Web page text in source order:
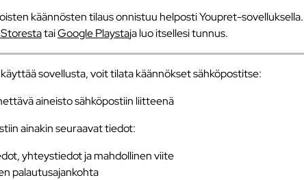
käännösten tilaus onnistuu helposti Youpret-
taiGoogle Playstaja luo itsellesi tunnus.
sovellusta, voit tilata käännökset sähköpostitse:
aineisto sähköpostiin liitteenä
ainakin seuraavat tiedot:
yhteystiedot ja mahdollinen viite
palautusajankohta